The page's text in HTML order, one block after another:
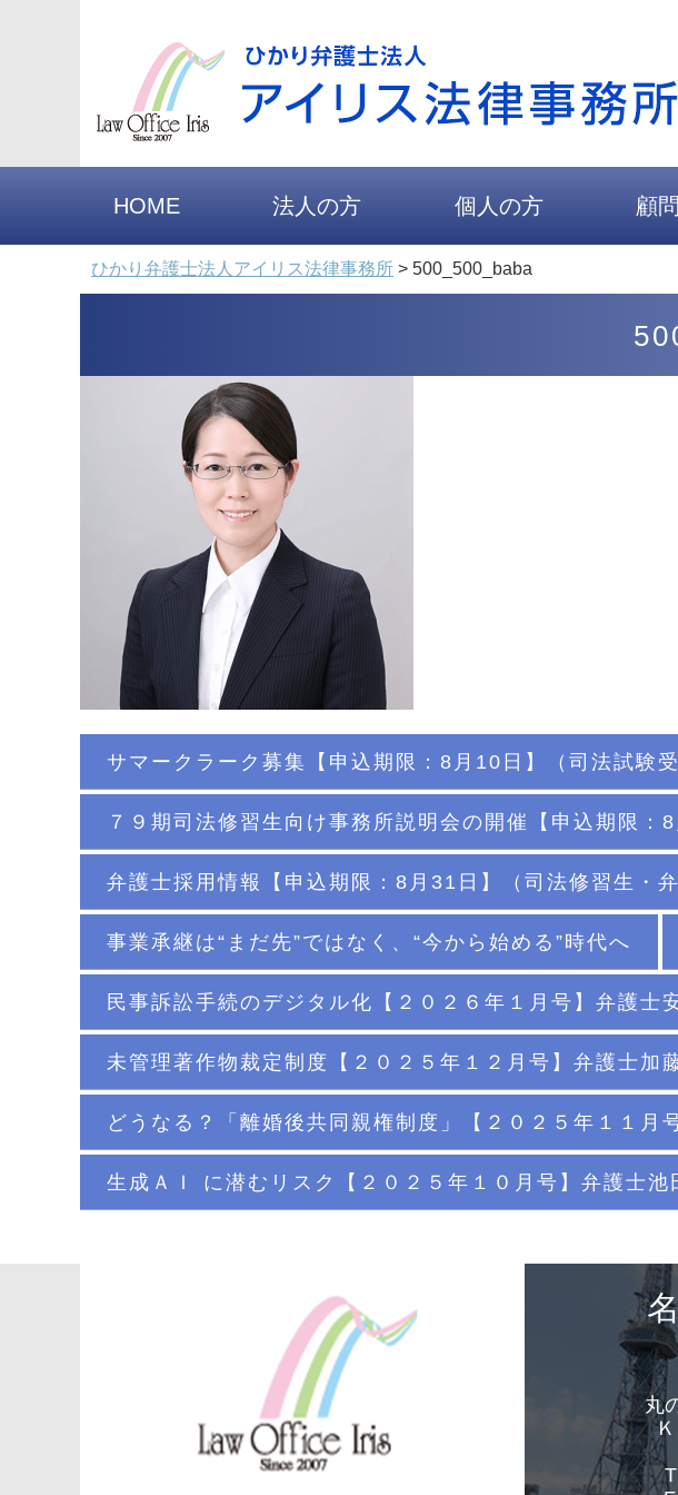
HOME 法人の方 個人の方 顧
ひかり弁護士法人アイリス法律事務所 > 500_500_baba
サマークラーク募集【申込期限：8月10日】（司法試験
７９期司法修習生向け事務所説明会の開催【申込期限：8
弁護士採用情報【申込期限：8月31日】（司法修習生・弁
事業承継は“まだ先”ではなく、“今から始める”時代へ
民事訴訟手続のデジタル化【２０２６年１月号】弁護士
未管理著作物裁定制度【２０２５年１２月号】弁護士加
どうなる？「離婚後共同親権制度」【２０２５年１１月
生成ＡＩ に潜むリスク【２０２５年１０月号】弁護士池
丸